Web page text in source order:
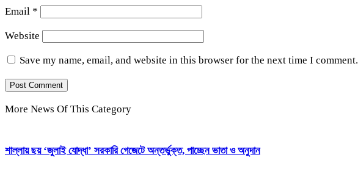
Email *
Website
Save my name, email, and website in this browser for the next time I comment.
More News Of This Category
শাল্লায় ছয় ‘জুলাই যোদ্ধা’ সরকারি গেজেটে অন্তর্ভুক্ত, পাচ্ছেন ভাতা ও অনুদান